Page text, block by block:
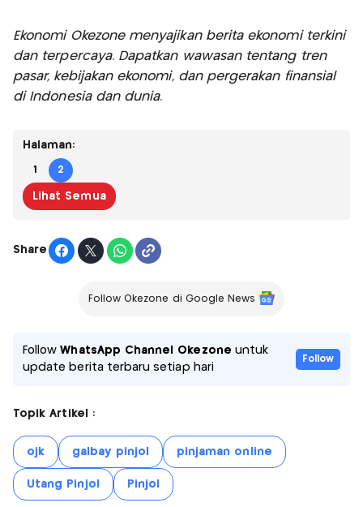
Ekonomi Okezone menyajikan berita ekonomi terkini
dan terpercaya. Dapatkan wawasan tentang tren
pasar, kebijakan ekonomi, dan pergerakan finansial
di Indonesia dan dunia.
Halaman:
1 2
Lihat Semua
Share
Follow Okezone di Google News
FollowWhatsApp Channel Okezone untuk
update berita terbaru setiap hari
Follow
Topik Artikel :
ojk galbay pinjol pinjaman online
Utang Pinjol Pinjol